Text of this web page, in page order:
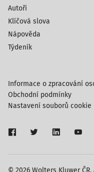
Autoři
Klíčová slova
Nápověda
Týdeník
© 2026 Wolters Kluwer
Informace o zpracování
Obchodní podmínky
Nastavení souborů cookie